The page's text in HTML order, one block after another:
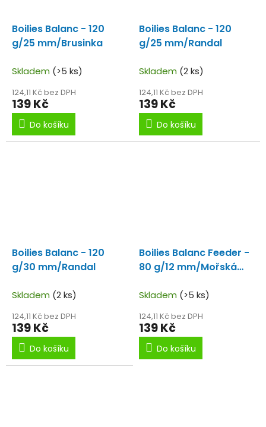
Boilies Balanc - 120
g/25 mm/Brusinka
Skladem (>5 ks)
124,11 Kč bez DPH
139 Kč
Do košíku
Boilies Balanc - 120
g/25 mm/Randal
Skladem (2 ks)
124,11 Kč bez DPH
139 Kč
Do košíku
Boilies Balanc - 120
g/30 mm/Randal
Skladem (2 ks)
124,11 Kč bez DPH
139 Kč
Do košíku
Boilies Balanc Feeder -
80 g/12 mm/Mořská
Skladem (>5 ks)
124,11 Kč bez DPH
139 Kč
Do košíku